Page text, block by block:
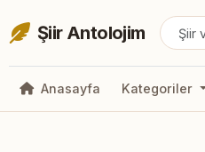
Şiir Antolojim
Anasayfa Kategoriler